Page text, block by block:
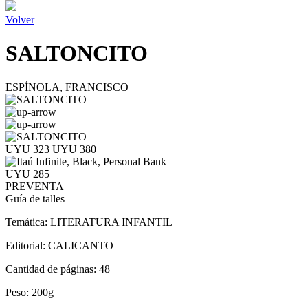
Volver
SALTONCITO
ESPÍNOLA, FRANCISCO
UYU 323 UYU 380
UYU 285
PREVENTA
Guía de talles
Temática: LITERATURA INFANTIL
Editorial: CALICANTO
Cantidad de páginas: 48
Peso: 200g